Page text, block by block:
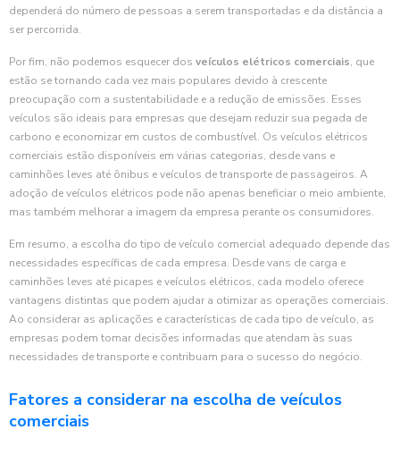
dependerá do número de pessoas a serem transportadas e da distância a
ser percorrida.
Por fim, não podemos esquecer dos veículos elétricos comerciais, que
estão se tornando cada vez mais populares devido à crescente
preocupação com a sustentabilidade e a redução de emissões. Esses
veículos são ideais para empresas que desejam reduzir sua pegada de
carbono e economizar em custos de combustível. Os veículos elétricos
comerciais estão disponíveis em várias categorias, desde vans e
caminhões leves até ônibus e veículos de transporte de passageiros. A
adoção de veículos elétricos pode não apenas beneficiar o meio ambiente,
mas também melhorar a imagem da empresa perante os consumidores.
Em resumo, a escolha do tipo de veículo comercial adequado depende das
necessidades específicas de cada empresa. Desde vans de carga e
caminhões leves até picapes e veículos elétricos, cada modelo oferece
vantagens distintas que podem ajudar a otimizar as operações comerciais.
Ao considerar as aplicações e características de cada tipo de veículo, as
empresas podem tomar decisões informadas que atendam às suas
necessidades de transporte e contribuam para o sucesso do negócio.
Fatores a considerar na escolha de veículos
comerciais